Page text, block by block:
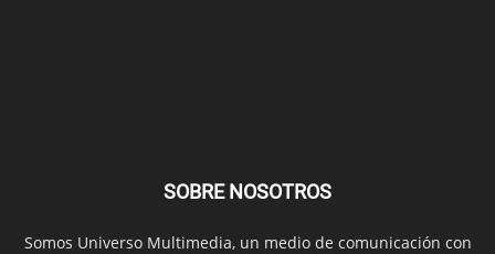
SOBRE NOSOTROS
Somos Universo Multimedia, un medio de comunicación con